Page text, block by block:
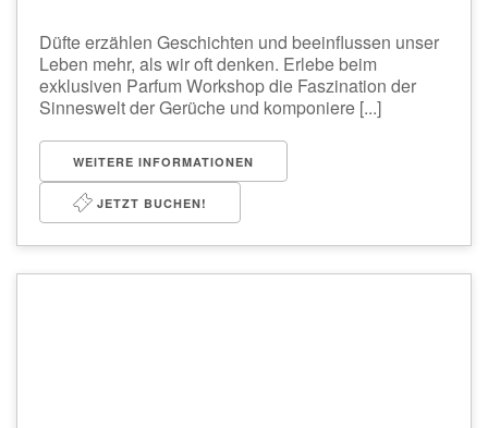
Düfte erzählen Geschichten und beeinflussen unser
Leben mehr, als wir oft denken. Erlebe beim
exklusiven Parfum Workshop die Faszination der
Sinneswelt der Gerüche und komponiere [...]
WEITERE INFORMATIONEN
JETZT BUCHEN!